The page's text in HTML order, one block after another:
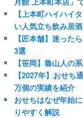
【上本町ハイハイ
い人気立ち飲み居
【匠本舗】迷った
3選
【笹岡】魯山人の
【2027年】おせち
万個の実績を紹介
おせちはなぜ年始
りやすく解説